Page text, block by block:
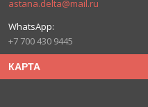
astana.delta@mail.ru
+7 700 430 9445
КАРТА